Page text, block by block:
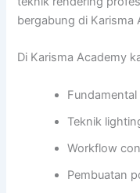
bergabung di Karisma
Di Karisma Academy
Teknik
Workflow
Pembuatan